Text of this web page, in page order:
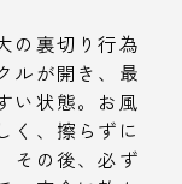
の裏切り行為
ルが開き、最
い状態。お風
く、擦らずに
その後、必ず